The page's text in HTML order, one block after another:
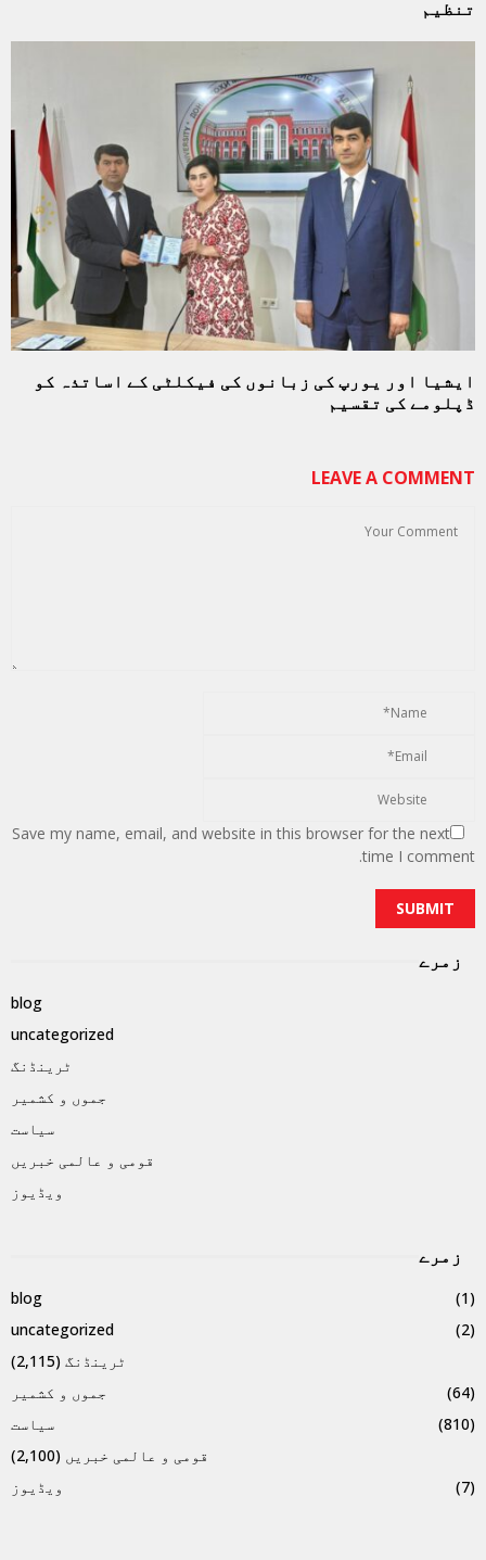
تنظیم
ایشیا اور یورپ کی زبانوں کی فیکلٹی کے اساتذہ کو
ڈپلومے کی تقسیم
LEAVE A COMMENT
Save my name, email, and website in this browser for the next
time I comment.
زمرے
blog
uncategorized
ٹرینڈنگ
جموں و کشمیر
سیاست
قومی و عالمی خبریں
ویڈیوز
زمرے
blog
(1)
uncategorized
(2)
ٹرینڈنگ (2,115)
جموں و کشمیر
(64)
سیاست
(810)
قومی و عالمی خبریں (2,100)
ویڈیوز
(7)